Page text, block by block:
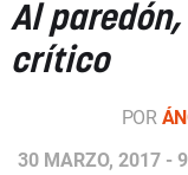
Al
crítico
POR
30 MARZO, 2017 -